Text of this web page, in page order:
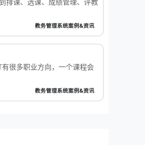
教务管理系统案例&资讯
很多职业方向，一个课程会
教务管理系统案例&资讯